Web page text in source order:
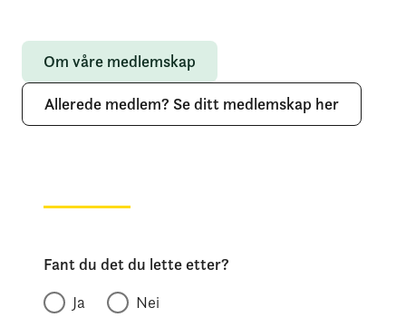
Om våre medlemskap
Allerede medlem? Se ditt medlemskap her
Fant du det du lette etter?
Ja
Nei